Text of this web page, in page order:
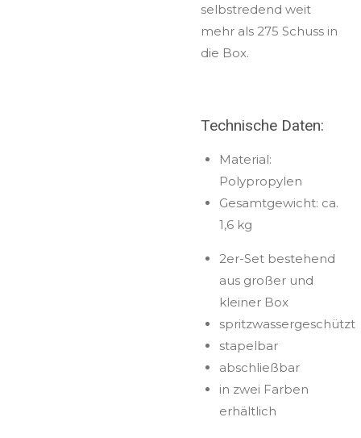
selbstredend weit
mehr als 275 Schuss in
die Box.
Technische Daten:
Material:
Polypropylen
Gesamtgewicht: ca.
1,6 kg
2er-Set bestehend
aus großer und
kleiner Box
spritzwassergeschützt
stapelbar
abschließbar
in zwei Farben
erhältlich